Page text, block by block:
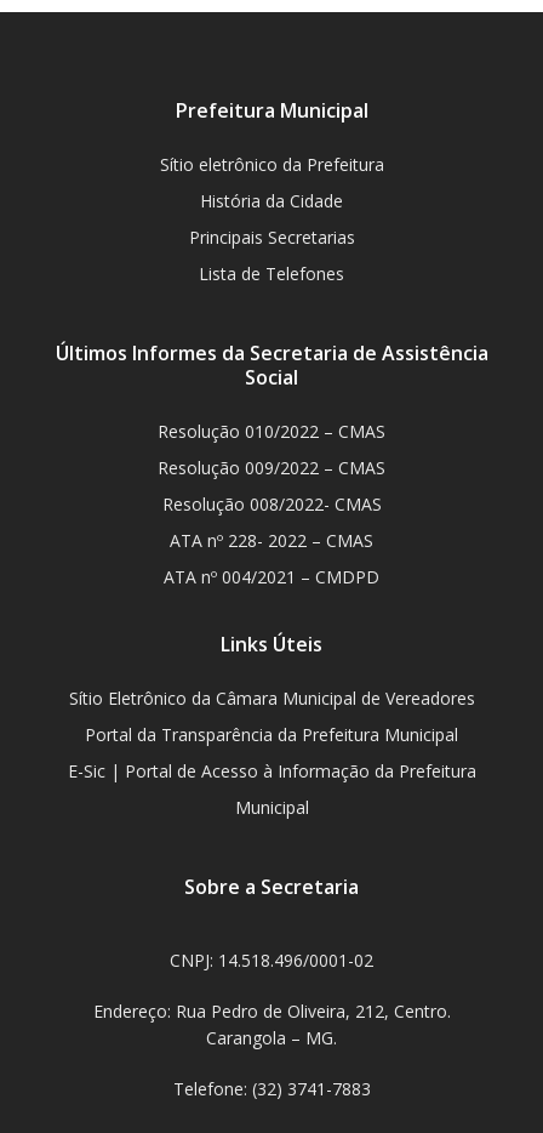
Prefeitura Municipal
Sítio eletrônico da Prefeitura
História da Cidade
Principais Secretarias
Lista de Telefones
Últimos Informes da Secretaria de Assistência
Social
Resolução 010/2022 – CMAS
Resolução 009/2022 – CMAS
Resolução 008/2022- CMAS
ATA nº 228- 2022 – CMAS
ATA nº 004/2021 – CMDPD
Links Úteis
Sítio Eletrônico da Câmara Municipal de Vereadores
Portal da Transparência da Prefeitura Municipal
E-Sic | Portal de Acesso à Informação da Prefeitura
Municipal
Sobre a Secretaria
CNPJ: 14.518.496/0001-02
Endereço: Rua Pedro de Oliveira, 212, Centro.
Carangola – MG.
Telefone: (32) 3741-7883